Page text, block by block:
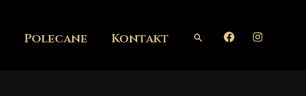
Polecane Kontakt Szukaj